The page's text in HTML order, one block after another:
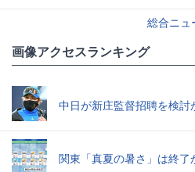
総合ニュ
画像アクセスランキング
中日が新庄監督招聘を検討
関東「真夏の暑さ」は終了